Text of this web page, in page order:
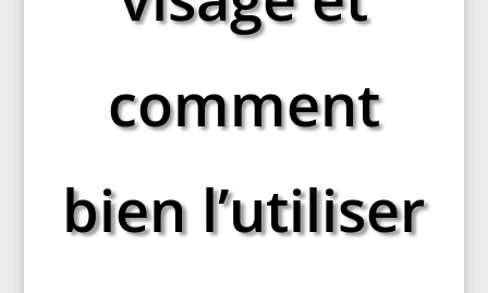
comment
bien l’utiliser